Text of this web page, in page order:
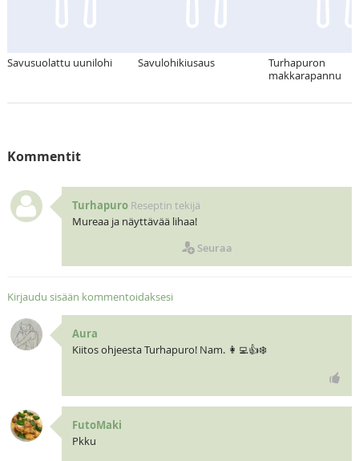
Savusuolattu uunilohi Savulohikiusaus
Turhapuron
makkarapannu
Kommentit
Turhapuro Reseptin tekijä
Mureaa ja näyttävää lihaa!
Seuraa
Kirjaudu sisään kommentoidaksesi
Aura
Kiitos ohjeesta Turhapuro! Nam. 👩‍💻👍❄️
FutoMaki
Pkku